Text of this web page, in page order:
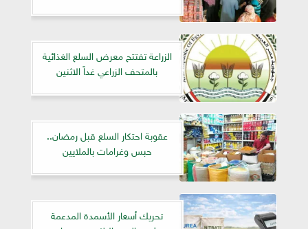
الزراعة تفتتح معرض السلع الغذائية
بالمتحف الزراعي غداً الاثنين
عقوبة احتكار السلع قبل رمضان..
حبس وغرامات بالملايين
تحريك أسعار الأسمدة المدعمة